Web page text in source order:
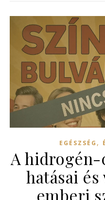
EGÉSZSÉG ,
A
hatásai és
emberi